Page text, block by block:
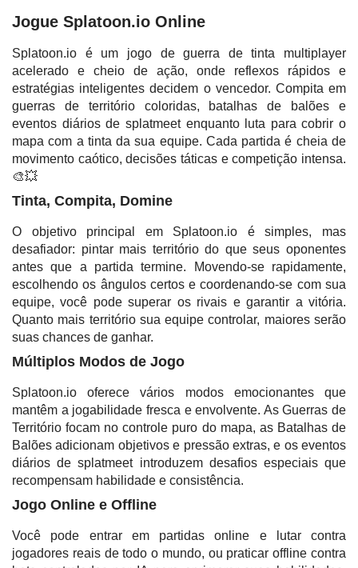
Jogue Splatoon.io Online
Splatoon.io é um jogo de guerra de tinta multiplayer
acelerado e cheio de ação, onde reflexos rápidos e
estratégias inteligentes decidem o vencedor. Compita em
guerras de território coloridas, batalhas de balões e
eventos diários de splatmeet enquanto luta para cobrir o
mapa com a tinta da sua equipe. Cada partida é cheia de
movimento caótico, decisões táticas e competição intensa.
🎨💥
Tinta, Compita, Domine
O objetivo principal em Splatoon.io é simples, mas
desafiador: pintar mais território do que seus oponentes
antes que a partida termine. Movendo-se rapidamente,
escolhendo os ângulos certos e coordenando-se com sua
equipe, você pode superar os rivais e garantir a vitória.
Quanto mais território sua equipe controlar, maiores serão
suas chances de ganhar.
Múltiplos Modos de Jogo
Splatoon.io oferece vários modos emocionantes que
mantêm a jogabilidade fresca e envolvente. As Guerras de
Território focam no controle puro do mapa, as Batalhas de
Balões adicionam objetivos e pressão extras, e os eventos
diários de splatmeet introduzem desafios especiais que
recompensam habilidade e consistência.
Jogo Online e Offline
Você pode entrar em partidas online e lutar contra
jogadores reais de todo o mundo, ou praticar offline contra